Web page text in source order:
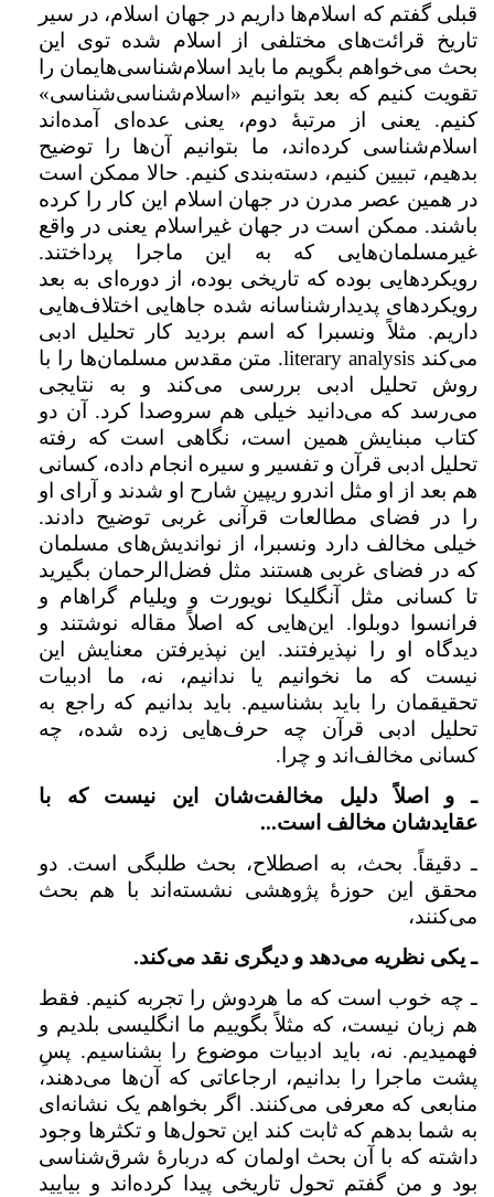
قبلی گفتم که اسلام‌ها داریم در جهان اسلام،‌ در سیر
تاریخ قرائت‌های مختلفی از اسلام شده توی این
بحث می‌خواهم بگویم ما باید اسلام‌شناسی‌هایمان را
تقویت کنیم که بعد بتوانیم «اسلام‌شناسی‌شناسی»
کنیم. یعنی از مرتبۀ دوم، یعنی عده‌ای آمده‌اند
اسلام‌شناسی کرده‌اند، ‌ما بتوانیم آن‌ها را توضیح
بدهیم،‌ تبیین کنیم،‌ دسته‌بندی کنیم. حالا ممکن است
در همین عصر مدرن در جهان اسلام این کار را کرده
باشند. ممکن است در جهان غیراسلام یعنی در واقع
غیرمسلمان‌هایی که به این ماجرا پرداختند.
رویکردهایی بوده که تاریخی بوده، از دوره‌ای به بعد
رویکردهای پدیدارشناسانه شده جاهایی اختلاف‌هایی
داریم. مثلاً ونسبرا که اسم بردید کار تحلیل ادبی
می‌کند literary analysis. متن مقدس مسلمان‌ها را با
روش تحلیل ادبی بررسی می‌کند و به نتایجی
می‌رسد که می‌دانید خیلی هم سروصدا کرد. آن دو
کتاب مبنایش همین است،‌ نگاهی است که رفته
تحلیل ادبی قرآن و تفسیر و سیره انجام داده، ‌کسانی
هم بعد از او مثل اندرو ریپین شارح او شدند و آرای او
را در فضای مطالعات قرآنی غربی توضیح دادند.
خیلی مخالف دارد ونسبرا، از نواندیش‌های مسلمان
که در فضای غربی هستند مثل فضل‌الرحمان بگیرید
تا کسانی مثل آنگلیکا نویورت و ویلیام گراهام و
فرانسوا دوبلوا. این‌هایی که اصلاً مقاله نوشتند و
دیدگاه او را نپذیرفتند. این نپذیرفتن معنایش این
نیست که ما نخوانیم یا ندانیم، نه، ‌ما ادبیات
تحقیقمان را باید بشناسیم. باید بدانیم که راجع به
تحلیل ادبی قرآن چه حرف‌هایی زده شده، چه
کسانی مخالف‌اند و چرا.
ـ و اصلاً دلیل مخالفت‌شان این نیست که با
عقایدشان مخالف است...
ـ دقیقاً. بحث، به اصطلاح، بحث طلبگی است. دو
محقق این حوزهٔ پژوهشی نشسته‌اند با هم بحث
می‌کنند،‌
ـ یکی نظریه می‌دهد و دیگری نقد می‌کند.
ـ چه خوب است که ما هردوش را تجربه کنیم. فقط
هم زبان نیست، که مثلاً بگوییم ما انگلیسی بلدیم و
فهمیدیم. نه،‌ باید ادبیات موضوع را بشناسیم. پسِ
پشت ماجرا را بدانیم،‌ ارجاعاتی که آن‌ها می‌دهند،
منابعی که معرفی می‌کنند. اگر بخواهم یک نشانه‌ای
به شما بدهم که ثابت کند این تحول‌ها و تکثرها وجود
داشته که با آن بحث اولمان که دربارهٔ شرق‌شناسی
بود و من گفتم تحول تاریخی پیدا کرده‌اند و بیایید